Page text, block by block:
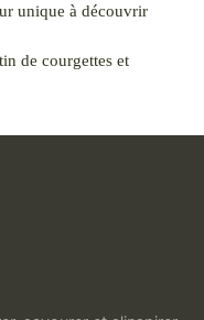
unique à découvrir
de courgettes et